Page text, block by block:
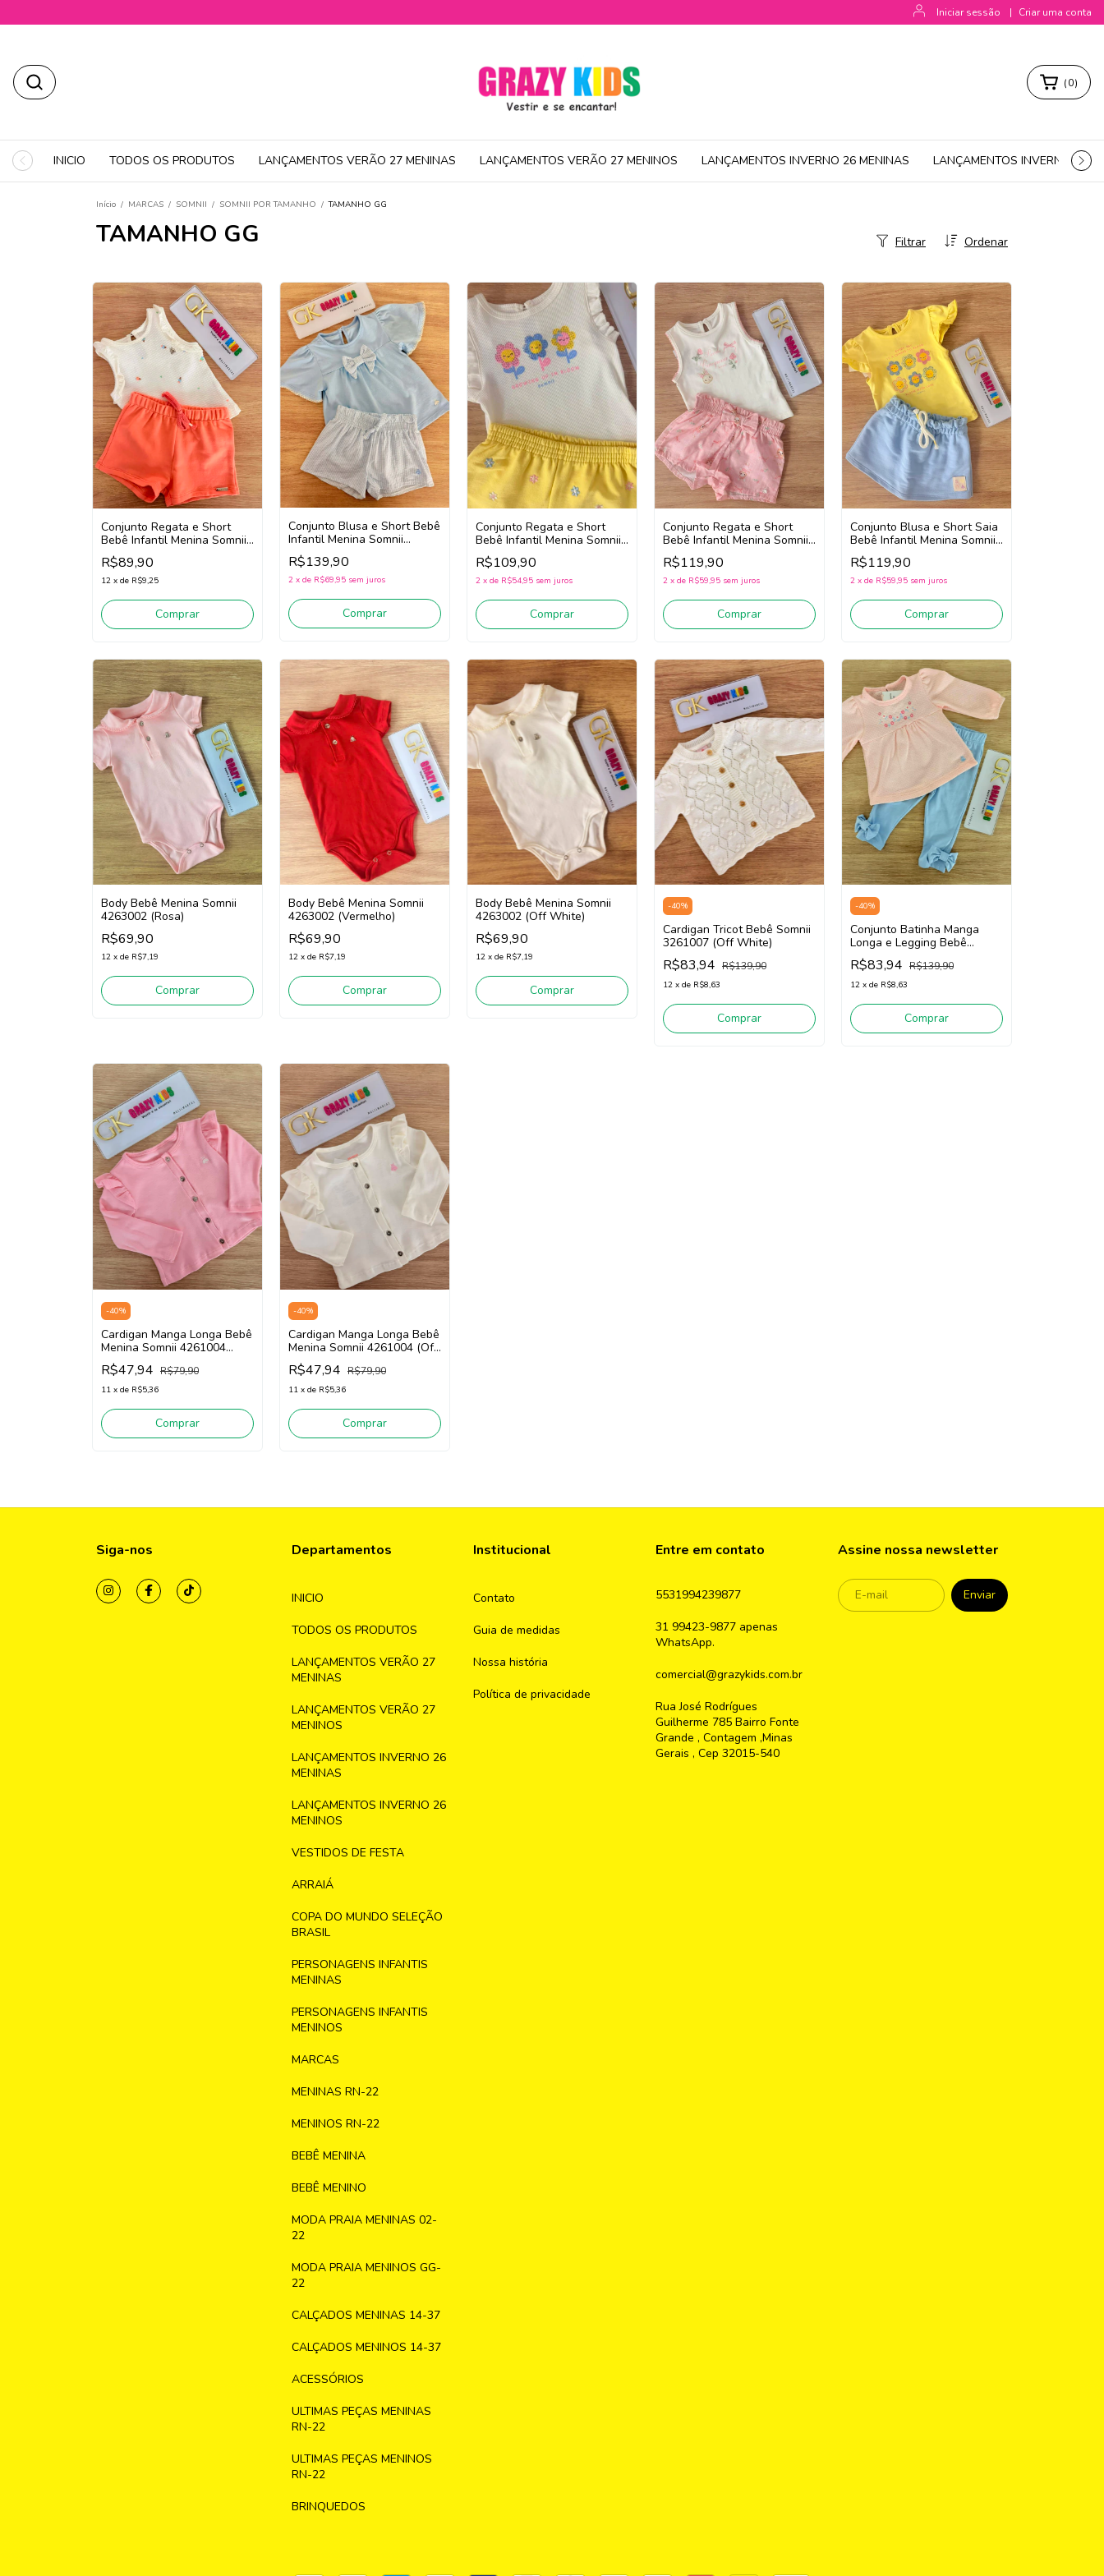
Iniciar sessão | Criar uma conta
(0)
INICIO TODOS OS PRODUTOS LANÇAMENTOS VERÃO 27 MENINAS LANÇAMENTOS VERÃO 27 MENINOS LANÇAMENTOS INVERNO 26 MENINAS LANÇAMENTOS INVERNO 26
Início / MARCAS / SOMNII / SOMNII POR TAMANHO / TAMANHO GG
TAMANHO GG Ordenar
Filtrar
Conjunto Regata e Short
Bebê Infantil Menina Somnii
3263028 (Off White/Laranja)
R$89,90
12 x de R$9,25
Comprar
Conjunto Blusa e Short Bebê
Infantil Menina Somnii
3263027 (Azul)
R$139,90
2 x de R$69,95 sem juros
Comprar
Conjunto Regata e Short
Bebê Infantil Menina Somnii
3263031 (Off
White/Amarelo)
R$109,90
2 x de R$54,95 sem juros
Comprar
Conjunto Regata e Short
Bebê Infantil Menina Somnii
3263007 (Off White/Rosa)
R$119,90
2 x de R$59,95 sem juros
Comprar
Conjunto Blusa e Short Saia
Bebê Infantil Menina Somnii
3263029 (Amarelo/Azul)
R$119,90
2 x de R$59,95 sem juros
Comprar
Body Bebê Menina Somnii
4263002 (Rosa)
R$69,90
12 x de R$7,19
Comprar
Body Bebê Menina Somnii
4263002 (Vermelho)
R$69,90
12 x de R$7,19
Comprar
Body Bebê Menina Somnii
4263002 (Off White)
R$69,90
12 x de R$7,19
Comprar
-40%
Cardigan Tricot Bebê Somnii
3261007 (Off White)
R$83,94 R$139,90
12 x de R$8,63
Comprar
-40%
Conjunto Batinha Manga
Longa e Legging Bebê
Menina SOMNII 3261002
(Rosa/ Azul)
R$83,94 R$139,90
12 x de R$8,63
Comprar
-40%
Cardigan Manga Longa Bebê
Menina Somnii 4261004
(Rosa)
R$47,94 R$79,90
11 x de R$5,36
Comprar
-40%
Cardigan Manga Longa Bebê
Menina Somnii 4261004 (Off
White)
R$47,94 R$79,90
11 x de R$5,36
Comprar
Siga-nos Departamentos
INICIO
TODOS OS PRODUTOS
LANÇAMENTOS VERÃO 27
MENINAS
LANÇAMENTOS VERÃO 27
MENINOS
LANÇAMENTOS INVERNO 26
MENINAS
LANÇAMENTOS INVERNO 26
MENINOS
VESTIDOS DE FESTA
ARRAIÁ
COPA DO MUNDO SELEÇÃO
BRASIL
PERSONAGENS INFANTIS
MENINAS
PERSONAGENS INFANTIS
MENINOS
MARCAS
MENINAS RN-22
MENINOS RN-22
BEBÊ MENINA
BEBÊ MENINO
MODA PRAIA MENINAS 02-
22
MODA PRAIA MENINOS GG-
22
CALÇADOS MENINAS 14-37
CALÇADOS MENINOS 14-37
ACESSÓRIOS
ULTIMAS PEÇAS MENINAS
RN-22
ULTIMAS PEÇAS MENINOS
RN-22
BRINQUEDOS
Institucional
Contato
Guia de medidas
Nossa história
Política de privacidade
Entre em contato
5531994239877
31 99423-9877 apenas
WhatsApp.
comercial@grazykids.com.br
Rua José Rodrígues
Guilherme 785 Bairro Fonte
Grande , Contagem ,Minas
Gerais , Cep 32015-540
Assine nossa newsletter